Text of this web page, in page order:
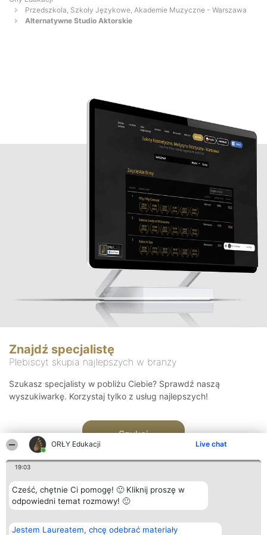
ORŁY Edukacji Live chat
19:03
Cześć, chętnie Ci pomogę! 🙂 Kliknij proszę w
odpowiedni temat rozmowy! 🙂
Jestem Laureatem, chcę odebrać materiały
Przedszkola, Szkoły Językowe, Akademie Muzyczne - Warszawa
Alternatywne Studio Aktorskie
Znajdź specjalistę
Plebiscyt skupia najlepszych w branży
Szukasz specjalisty w pobliżu Ciebie? Sprawdź naszą
wyszukiwarkę. Korzystaj tylko z usług najlepszych!
Szukaj
Organizator plebiscytu
Bright Side Solutions sp. z o.
Plebiscyt
Laureaci
Kontakt
Kontakt